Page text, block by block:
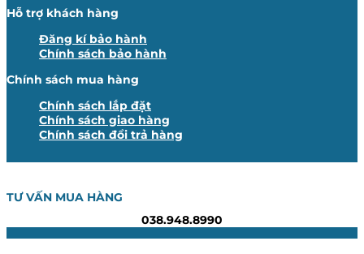
Hỗ trợ khách hàng
Đăng kí bảo hành
Chính sách bảo hành
Chính sách mua hàng
Chính sách lắp đặt
Chính sách giao hàng
Chính sách đổi trả hàng
TƯ VẤN MUA HÀNG
038.948.8990